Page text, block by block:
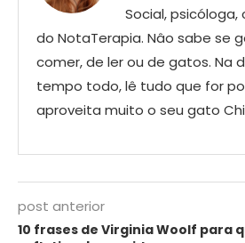
Social,
do NotaTerapia. Nâo sabe se
comer, de ler ou de gatos. Na
tempo todo, lê tudo que for
aproveita muito o seu gato
post anterior
10 frases de Virginia Woolf para